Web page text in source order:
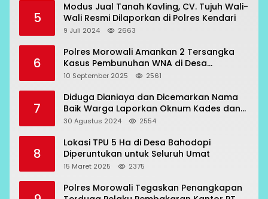
5
Modus Jual Tanah Kavling, CV. Tujuh Wali-
Wali Resmi Dilaporkan di Polres Kendari
9 Juli 2024 2663
6
Polres Morowali Amankan 2 Tersangka
Kasus Pembunuhan WNA di Desa
Topogaro
10 September 2025 2561
7
Diduga Dianiaya dan Dicemarkan Nama
Baik Warga Laporkan Oknum Kades dan
Oknum Polisi
30 Agustus 2024 2554
8
Lokasi TPU 5 Ha di Desa Bahodopi
Diperuntukan untuk Seluruh Umat
15 Maret 2025 2375
Polres Morowali Tegaskan Penangkapan